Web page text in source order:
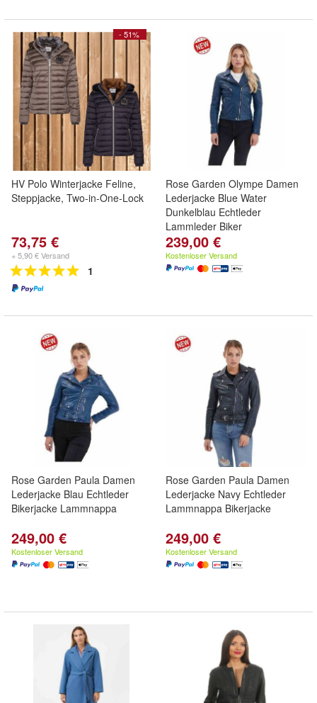
- 51%
HV Polo Winterjacke Feline,
Steppjacke, Two-in-One-Lock
73,75 €
+ 5,90 € Versand
1
Rose Garden Olympe Damen
Lederjacke Blue Water
Dunkelblau Echtleder
Lammleder Biker
239,00 €
Kostenloser Versand
Rose Garden Paula Damen
Lederjacke Blau Echtleder
Bikerjacke Lammnappa
249,00 €
Kostenloser Versand
Rose Garden Paula Damen
Lederjacke Navy Echtleder
Lammnappa Bikerjacke
249,00 €
Kostenloser Versand